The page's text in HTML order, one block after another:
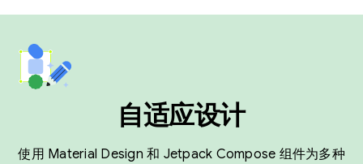
自适应设计
使用 Material Design 和 Jetpack Compose 组件为多种